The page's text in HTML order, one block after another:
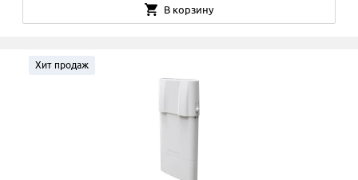
В корзину
Хит продаж